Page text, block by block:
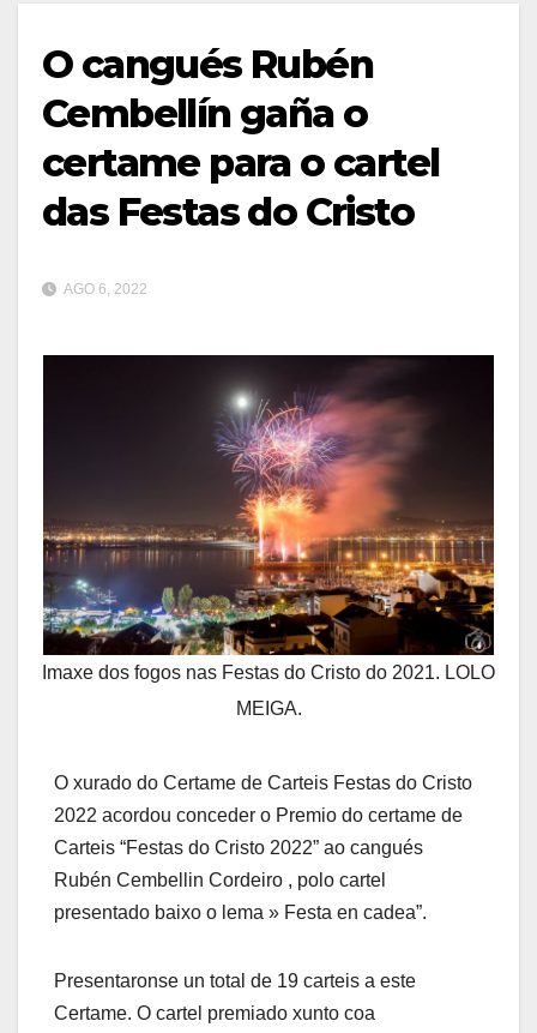
O cangués Rubén
Cembellín gaña o
certame para o cartel
das Festas do Cristo
AGO 6, 2022
Imaxe dos fogos nas Festas do Cristo do 2021. LOLO
MEIGA.
O xurado do Certame de Carteis Festas do Cristo
2022 acordou conceder o Premio do certame de
Carteis “Festas do Cristo 2022” ao cangués
Rubén Cembellin Cordeiro , polo cartel
presentado baixo o lema » Festa en cadea”.
Presentaronse un total de 19 carteis a este
Certame. O cartel premiado xunto coa